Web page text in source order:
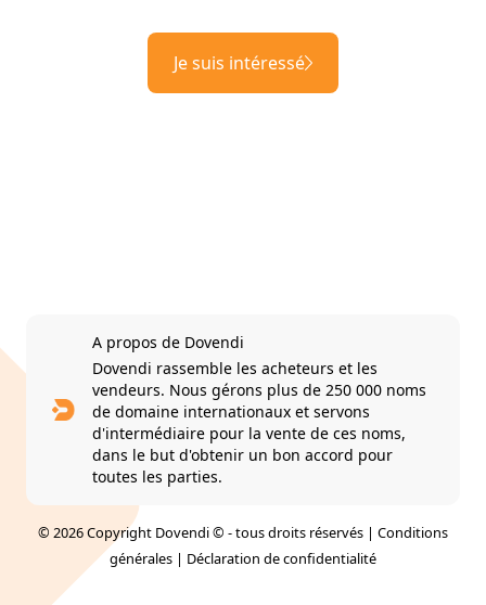
Je suis intéressé
A propos de Dovendi
Dovendi rassemble les acheteurs et les
vendeurs. Nous gérons plus de 250 000 noms
de domaine internationaux et servons
d'intermédiaire pour la vente de ces noms,
dans le but d'obtenir un bon accord pour
toutes les parties.
© 2026 Copyright Dovendi © - tous droits réservés | Conditions
générales | Déclaration de confidentialité